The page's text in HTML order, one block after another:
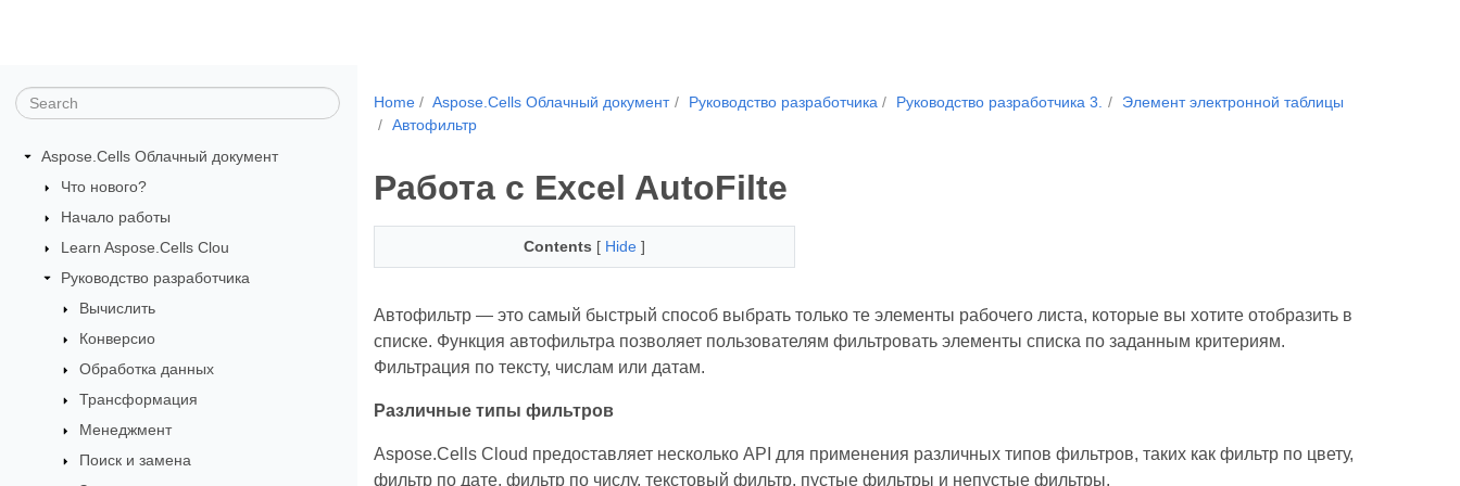
Aspose.Cells Облачный документ
Что нового?
Начало работы
Learn Aspose.Cells Clou
Руководство разработчика
Вычислить
Конверсио
Обработка данных
Трансформация
Менеджмент
Поиск и замена
Home Aspose.Cells Облачный документ Руководство разработчика Руководство разработчика 3.
Элемент электронной таблицы
Автофильтр
Работа с Excel AutoFilte
Contents [ Hide ]
Автофильтр — это самый быстрый способ выбрать только те элементы рабочего листа, которые вы хотите отобразить в
списке. Функция автофильтра позволяет пользователям фильтровать элементы списка по заданным критериям.
Фильтрация по тексту, числам или датам.
Различные типы фильтров
Aspose.Cells Cloud предоставляет несколько API для применения различных типов фильтров, таких как фильтр по цвету,
фильтр по дате, фильтр по числу, текстовый фильтр, пустые фильтры и непустые фильтры.